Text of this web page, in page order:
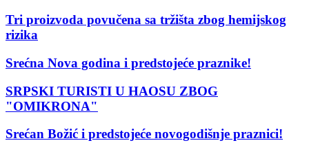
Tri proizvoda povučena sa tržišta zbog hemijskog
rizika
Srećna Nova godina i predstojeće praznike!
SRPSKI TURISTI U HAOSU ZBOG
"OMIKRONA"
Srećan Božić i predstojeće novogodišnje praznici!